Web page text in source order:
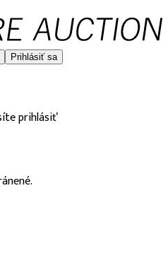
Prihlásiť sa
prihlásiť